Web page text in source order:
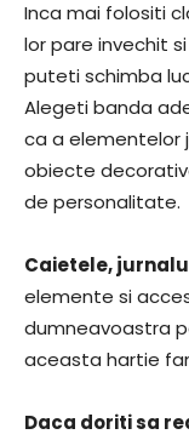
Inca mai folositi
lor pare invechit
puteti schimba
Alegeti banda
ca a elementelor
obiecte
de personalitate.
Caietele,
elemente si
dumneavoastra
aceasta hartie
Daca doriti sa